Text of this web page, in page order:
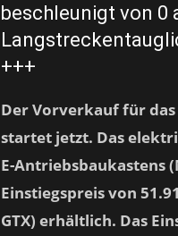
beschleunigt von 0
+++
Der Vorverkauf für das
startet jetzt. Das
E-Antriebsbaukastens
Einstiegspreis von
GTX) erhältlich. Das